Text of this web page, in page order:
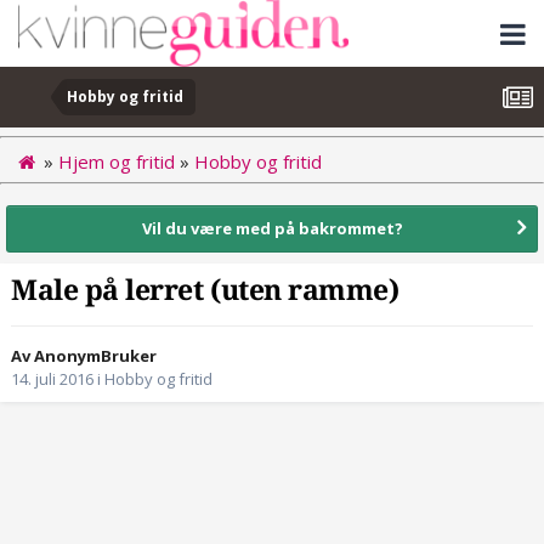
Hobby og fritid
» Hjem og fritid » Hobby og fritid
Vil du være med på bakrommet?
Male på lerret (uten ramme)
Av AnonymBruker
14. juli 2016 i Hobby og fritid